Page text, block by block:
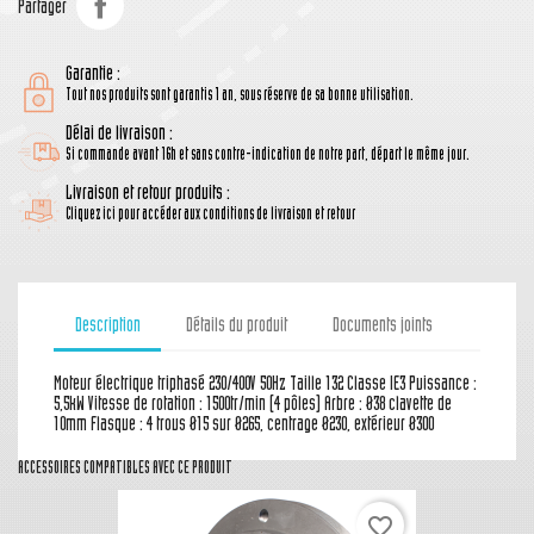
Partager
Garantie :
Tout nos produits sont garantis 1 an, sous réserve de sa bonne utilisation.
Délai de livraison :
Si commande avant 16h et sans contre-indication de notre part, départ le même jour.
Livraison et retour produits :
Cliquez ici pour accéder aux conditions de livraison et retour
Description Détails du produit Documents joints
Moteur électrique triphasé 230/400V 50Hz Taille 132 Classe IE3 Puissance :
5,5kW Vitesse de rotation : 1500tr/min (4 pôles) Arbre : Ø38 clavette de
10mm Flasque : 4 trous Ø15 sur Ø265, centrage Ø230, extérieur Ø300
ACCESSOIRES COMPATIBLES AVEC CE PRODUIT
favorite_border